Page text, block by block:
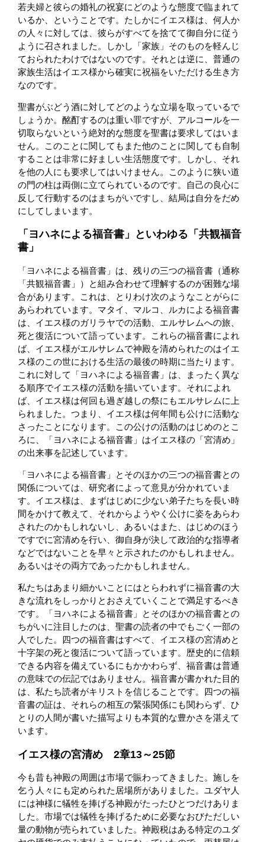
若夫婦と彼らの婚礼の祝宴にどのような態度で臨まれて
いるか、ということです。たしかにイエス様は、何人か
の人々に対しては、彼らがすべてを捨てて御自分に従う
ように召されました。しかし「家族」そのものを軽んじ
ておられたわけではないのです。それとは逆に、普通の
家族生活はイエス様から確実に祝福をいただける生き方
なのです。
聖書がぶどう酒に対してどのような立場を取っているで
しょうか。酩酊するのは重い罪ですが、アルコールを一
切取らないという絶対的な態度を聖書は要求してはいま
せん。このことに関してもまた他のことに関しても自制
することは非常に好ましい生活態度です。しかし、それ
を他の人にも要求してはいけません。このように狭い道
の門の柱は両側に立てられているのです。自己の良心に
反して行動するのはまちがいですし、結局は自分をだめ
にしてしまいます。
「ヨハネによる福音書」といわゆる「共観福音
書」
「ヨハネによる福音書」は、残りの三つの福音書（通称
「共観福音書」）と組み合わせて理解するのが困難な場
合があります。これは、とりわけ次のようなことがらに
あらわれています。マタイ、マルコ、ルカによる福音書
は、イエス様のガリラヤでの活動、エルサレムへの旅、
死と復活について語っています。これらの福音書によれ
ば、イエス様がエルサレムで神殿を清められたのはイエ
ス様のこの世における生活の最後の時期に当たります。
これに対して「ヨハネによる福音書」は、まったく異な
る順序でイエス様の活動を描いています。それによれ
ば、イエス様は何回も過ぎ越しの祭にもエルサレムに上
られました。つまり、イエス様は何年間も公けに活動な
さったことになります。この公けの活動のはじめのとこ
ろに、「ヨハネによる福音書」はイエス様の「宮清め」
の出来事を記述しています。
「ヨハネによる福音書」とそのほかの三つの福音書との
関係については、研究者によって意見が分かれていま
す。イエス様は、まずはじめに少ない弟子たちを長い時
間をかけて教えて、それからようやく公けに姿をあらわ
されたのかもしれないし、あるいはまた、はじめのほう
ですでに宮清めを行い、御自身が決して政治的な指導者
などではないことを早々と示されたのかもしれません。
あるいはその両方であったかもしれません。
私たちはあまり細かいことにはとらわれずに福音書の大
きな流れをしっかりとおさえていくことで満足するべき
です。「ヨハネによる福音書」とそのほかの福音書との
ちがいに注目したのは、聖書の読者の中でもごく一部の
人でした。四つの福音書はすべて、イエス様の宮清めと
十字架の死と復活について語っています。歴史的に信頼
できる内容を備えているにもかかわらず、福音書は普通
の意味での伝記ではありません。福音書が書かれた目的
は、私たち読者がキリストを信じることです。四つの福
音書の証は、それらの相互の緊張関係にも関わらず、ひ
とりの人間が書いた描写よりも本質的な豊かさを湛えて
います。
イエス様の宮清め 2章13～25節
今も昔も神殿の周囲は市場で賑わってきました。施しを
乞う人々にも定められた居場所がありました。ユダヤ人
には神様に犠牲を捧げる神殿がたったひとつだけありま
した。市場では犠牲を捧げるために必要なおびただしい
量の動物が売られていました。神殿税はある特定のユダ